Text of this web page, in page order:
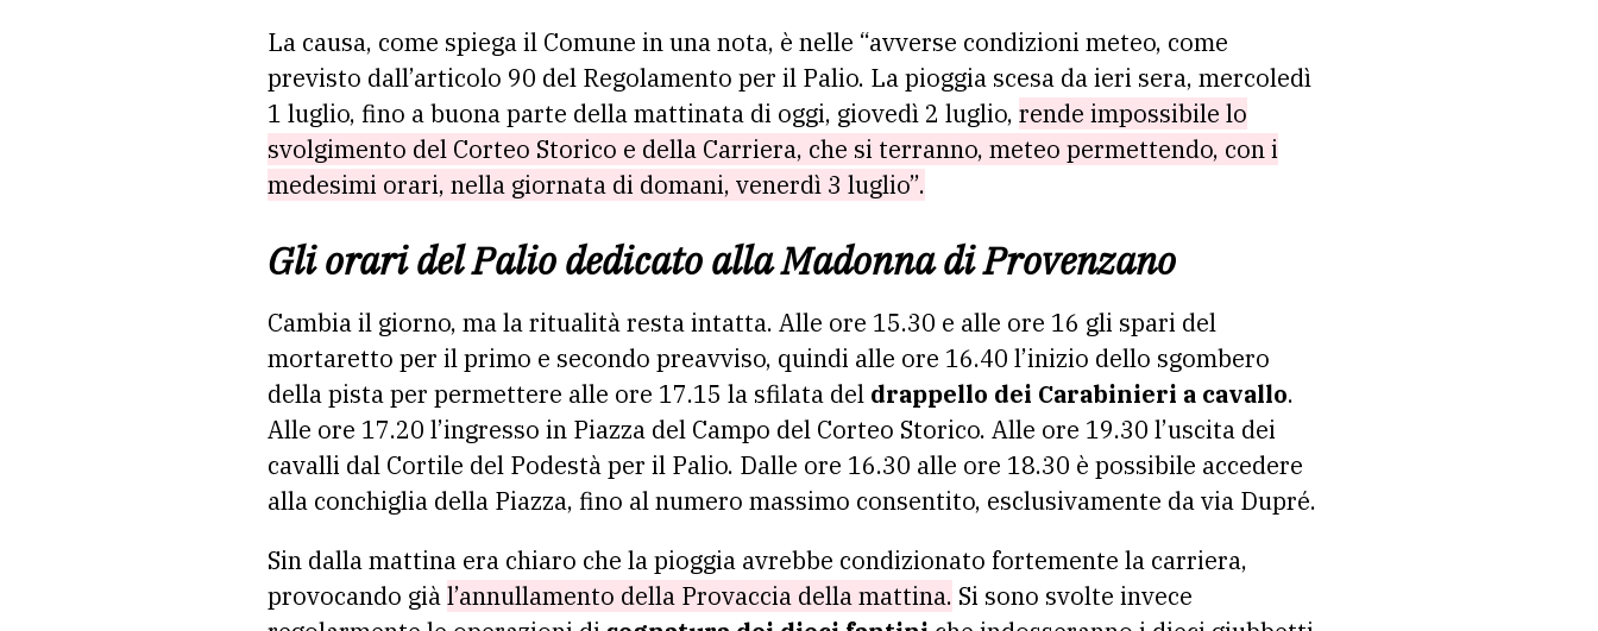
La causa, come spiega il Comune in una nota, è nelle “avverse condizioni meteo, come
previsto dall’articolo 90 del Regolamento per il Palio. La pioggia scesa da ieri sera, mercoledì
1 luglio, fino a buona parte della mattinata di oggi, giovedì 2 luglio, rende impossibile lo
svolgimento del Corteo Storico e della Carriera, che si terranno, meteo permettendo, con i
medesimi orari, nella giornata di domani, venerdì 3 luglio”.
Gli orari del Palio dedicato alla Madonna di Provenzano
Cambia il giorno, ma la ritualità resta intatta. Alle ore 15.30 e alle ore 16 gli spari del
mortaretto per il primo e secondo preavviso, quindi alle ore 16.40 l’inizio dello sgombero
della pista per permettere alle ore 17.15 la sfilata del drappello dei Carabinieri a cavallo.
Alle ore 17.20 l’ingresso in Piazza del Campo del Corteo Storico. Alle ore 19.30 l’uscita dei
cavalli dal Cortile del Podestà per il Palio. Dalle ore 16.30 alle ore 18.30 è possibile accedere
alla conchiglia della Piazza, fino al numero massimo consentito, esclusivamente da via Dupré.
Sin dalla mattina era chiaro che la pioggia avrebbe condizionato fortemente la carriera,
provocando giàl’annullamento della Provaccia della mattina. Si sono svolte invece